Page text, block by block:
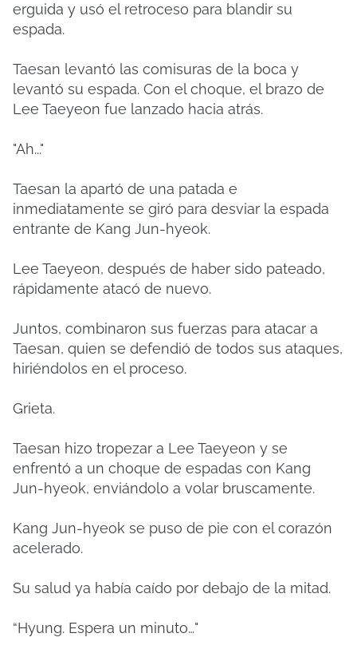
erguida y usó el retroceso para blandir su
espada.
Taesan levantó las comisuras de la boca y
levantó su espada. Con el choque, el brazo de
Lee Taeyeon fue lanzado hacia atrás.
"Ah..."
Taesan la apartó de una patada e
inmediatamente se giró para desviar la espada
entrante de Kang Jun-hyeok.
Lee Taeyeon, después de haber sido pateado,
rápidamente atacó de nuevo.
Juntos, combinaron sus fuerzas para atacar a
Taesan, quien se defendió de todos sus ataques,
hiriéndolos en el proceso.
Grieta.
Taesan hizo tropezar a Lee Taeyeon y se
enfrentó a un choque de espadas con Kang
Jun-hyeok, enviándolo a volar bruscamente.
Kang Jun-hyeok se puso de pie con el corazón
acelerado.
Su salud ya había caído por debajo de la mitad.
“Hyung. Espera un minuto…"